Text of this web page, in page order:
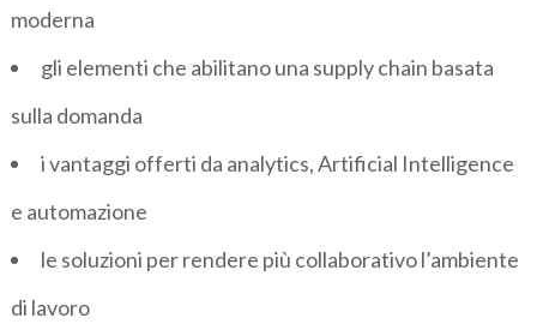
moderna
gli elementi che abilitano una supply chain basata
sulla domanda
i vantaggi offerti da analytics, Artificial Intelligence
e automazione
le soluzioni per rendere più collaborativo l’ambiente
di lavoro